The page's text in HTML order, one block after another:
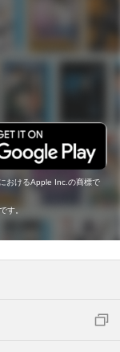
おけるApple Inc.の商標で
す。